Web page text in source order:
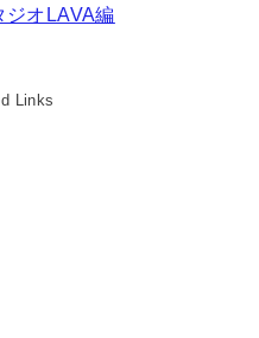
ジオLAVA編
Links